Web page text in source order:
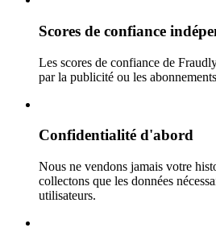
Scores de confiance
Les scores de confiance de
par la publicité ou les
Confidentialité d'abord
Nous ne vendons jamais votre
collectons que les données
utilisateurs.